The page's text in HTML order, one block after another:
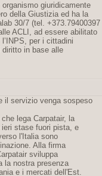
giuridicamente
della Giustizia ed ha la
30/7 (tel. +373.79400397
ACLI, ad essere abilitato
per i cittadini
in base alle
il servizio venga sospeso
lega Carpatair, la
stase fuori pista, e
l'Italia sono
Alla firma
sviluppa
la nostra presenza
e i mercati dell'Est.